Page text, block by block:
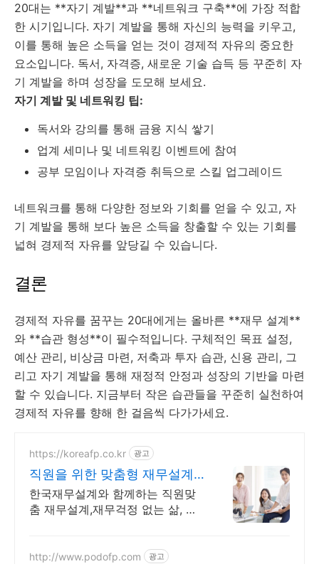
20대는 **자기 계발**과 **네트워크 구축**에 가장 적합
한 시기입니다. 자기 계발을 통해 자신의 능력을 키우고,
이를 통해 높은 소득을 얻는 것이 경제적 자유의 중요한
요소입니다. 독서, 자격증, 새로운 기술 습득 등 꾸준히 자
기 계발을 하며 성장을 도모해 보세요.
자기 계발 및 네트워킹 팁:
독서와 강의를 통해 금융 지식 쌓기
업계 세미나 및 네트워킹 이벤트에 참여
공부 모임이나 자격증 취득으로 스킬 업그레이드
네트워크를 통해 다양한 정보와 기회를 얻을 수 있고, 자
기 계발을 통해 보다 높은 소득을 창출할 수 있는 기회를
넓혀 경제적 자유를 앞당길 수 있습니다.
결론
경제적 자유를 꿈꾸는 20대에게는 올바른 **재무 설계**
와 **습관 형성**이 필수적입니다. 구체적인 목표 설정,
예산 관리, 비상금 마련, 저축과 투자 습관, 신용 관리, 그
리고 자기 계발을 통해 재정적 안정과 성장의 기반을 마련
할 수 있습니다. 지금부터 작은 습관들을 꾸준히 실천하여
경제적 자유를 향해 한 걸음씩 다가가세요.
https://koreafp.co.kr 광고
직원을 위한 맞춤형 재무설계
안정된 재무와 직원 만족
한국재무설계와 함께하는 직원맞
춤 재무설계,재무걱정 없는 삶, 회
통해 업무향상과 생산성을 높이세
http://www.podofp.com 광고